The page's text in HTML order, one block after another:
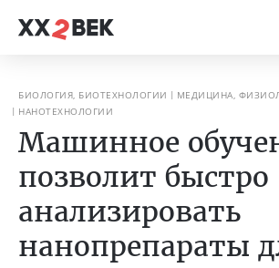
БИОЛОГИЯ, БИОТЕХНОЛОГИИ
МЕДИЦИНА,
НАНОТЕХНОЛОГИИ
Машинное
позволит быстро
анализировать
нанопрепараты